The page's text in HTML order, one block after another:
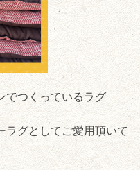
つくっているラグ
ラグとしてご愛用頂いて